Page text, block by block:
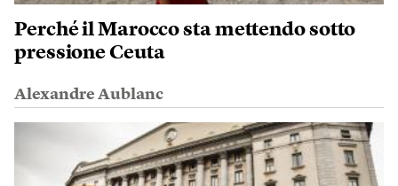
Perché il Marocco sta mettendo sotto
pressione Ceuta
Alexandre Aublanc